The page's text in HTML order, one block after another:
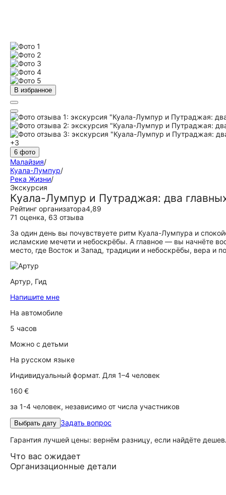
В избранное
+3
6 фото
Малайзия/
Куала-Лумпур/
Река Жизни/
Экскурсия
Куала-Лумпур и Путраджая: два
Рейтинг организатора4,89
71 оценка, 63 отзыва
За один день вы почувствуете ритм Куала-Лумпура и
исламские мечети и небоскрёбы. А главное — вы начнёте
место, где Восток и Запад, традиции и небоскрёбы, вера и
Артур, Гид
Напишите мне
На автомобиле
5 часов
Можно с детьми
На русском языке
Индивидуальный формат. Для 1–4 человек
160 €
за 1-4 человек, независимо от числа участников
Выбрать дату Задать вопрос
Гарантия лучшей цены: вернём разницу, если найдёте
Что вас ожидает
Организационные детали